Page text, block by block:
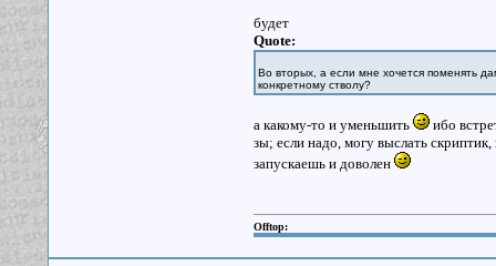
будет
Quote:
Во вторых, а если мне хочется поменять
конкретному стволу?
а какому-то и уменьшить
ибо
зы; если надо, могу выслать
запускаешь и доволен
Offtop: